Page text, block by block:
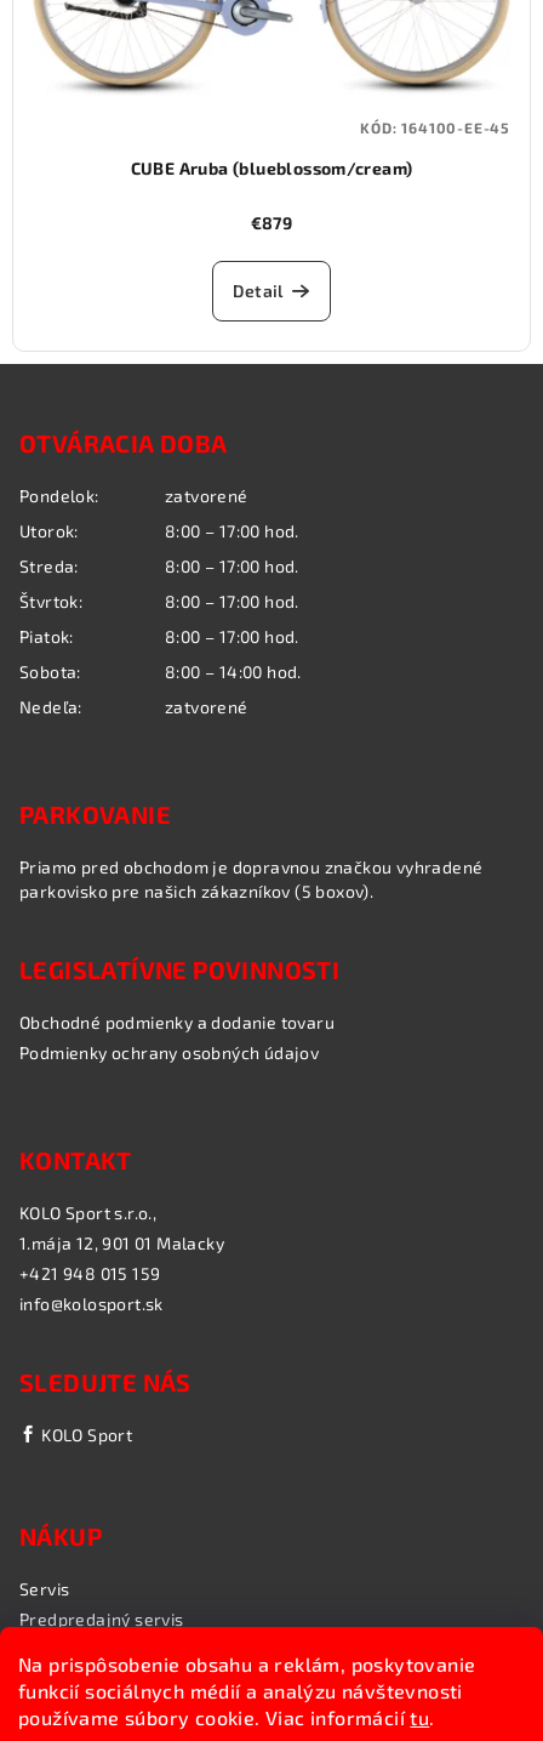
Na prispôsobenie obsahu a reklám, poskytovanie
funkcií sociálnych médií a analýzu návštevnosti
používame súbory cookie. Viac informáciítu.
CUBE Aruba (blueblossom/cream)
€879
Detail
KÓD:164100-EE-45
OTVÁRACIA DOBA
Pondelok:
zatvorené
Utorok:
8:00 – 17:00 hod.
Streda:
8:00 – 17:00 hod.
Štvrtok:
8:00 – 17:00 hod.
Piatok:
8:00 – 17:00 hod.
Sobota:
8:00 – 14:00 hod.
Nedeľa:
zatvorené
PARKOVANIE
Priamo pred obchodom je dopravnou značkou vyhradené
parkovisko pre našich zákazníkov (5 boxov).
LEGISLATÍVNE POVINNOSTI
Obchodné podmienky a dodanie tovaru
Podmienky ochrany osobných údajov
KONTAKT
KOLO Sport s.r.o.,
1.mája 12, 901 01 Malacky
+421 948 015 159
info@kolosport.sk
SLEDUJTE NÁS
KOLO Sport
NÁKUP
Servis
Predpredajný servis
Rozvoz bicyklov
Poradenstvo